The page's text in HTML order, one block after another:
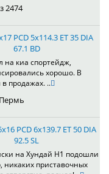
2474
PCD 5x114.3 ET 35 DIA
67.1 BD
на киа спортейдж,
хорошо. В
продажах. ..
PCD 6x139.7 ET 50 DIA
92.5 SL
на Хундай H1 подошли
никаких приставочных